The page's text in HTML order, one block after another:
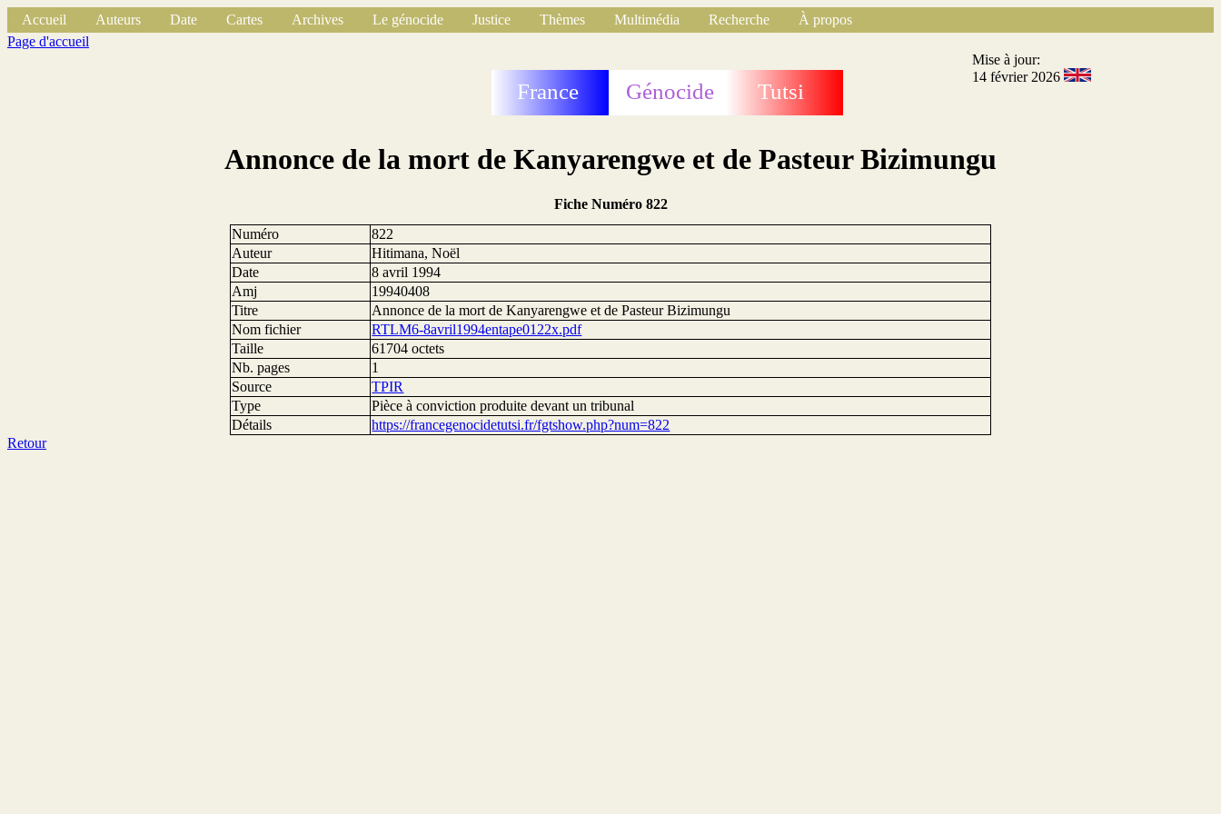
Accueil Auteurs Date Cartes Archives Le génocide Justice Thèmes Multimédia Recherche
À propos
Page d'accueil
France Génocide Tutsi
Mise à jour:
14 février 2026
Annonce de la mort de Kanyarengwe et de Pasteur Bizimungu
Fiche Numéro 822
Numéro
822
Auteur
Hitimana, Noël
Date
8 avril 1994
Amj
19940408
Titre
Annonce de la mort de Kanyarengwe et de Pasteur Bizimungu
Nom fichier
RTLM6-8avril1994entape0122x.pdf
Taille
61704 octets
Nb. pages
1
Source
TPIR
Type
Pièce à conviction produite devant un tribunal
Détails
https://francegenocidetutsi.fr/fgtshow.php?num=822
Retour